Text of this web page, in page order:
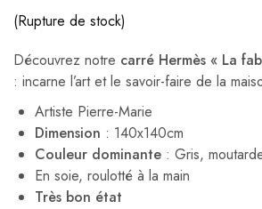
(Rupture de stock)
Découvrez notre carré Hermès « La
: incarne l’art et le savoir-faire de la
Artiste Pierre-Marie
Dimension : 140x140cm
Couleur dominante : Gris,
En soie, roulotté à la main
Très bon état